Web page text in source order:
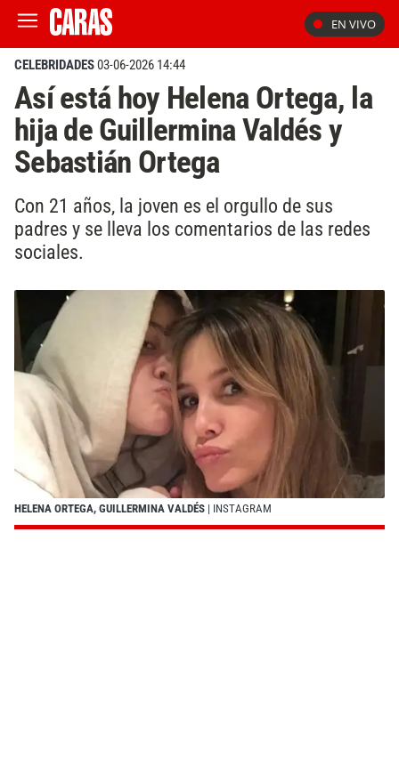
EN VIVO
CELEBRIDADES03-06-2026 14:44
Así está hoy Helena Ortega, la
hija de Guillermina Valdés y
Sebastián Ortega
Con 21 años, la joven es el orgullo de sus
padres y se lleva los comentarios de las redes
sociales.
HELENA ORTEGA, GUILLERMINA VALDÉS | INSTAGRAM